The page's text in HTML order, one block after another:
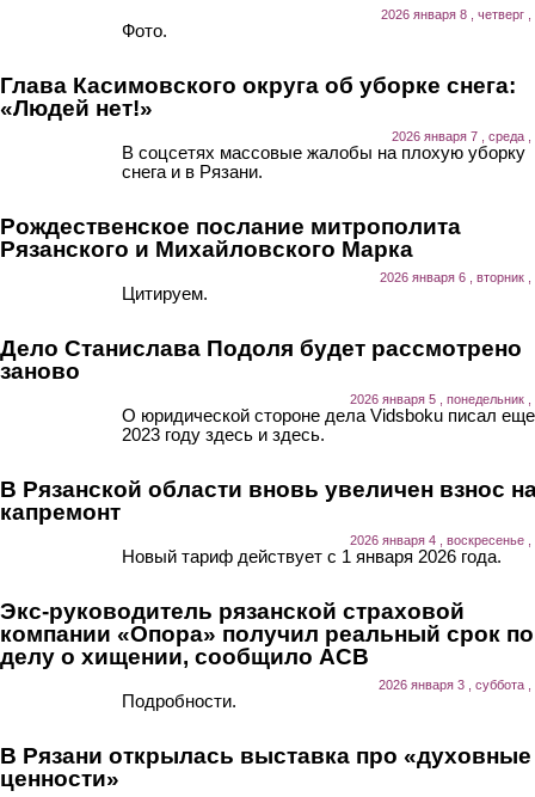
2026 января 8 , четверг ,
Фото.
Глава Касимовского округа об уборке снега:
«Людей нет!»
2026 января 7 , среда ,
В соцсетях массовые жалобы на плохую уборку
снега и в Рязани.
Рождественское послание митрополита
Рязанского и Михайловского Марка
2026 января 6 , вторник ,
Цитируем.
Дело Станислава Подоля будет рассмотрено
заново
2026 января 5 , понедельник ,
О юридической стороне дела Vidsboku писал
2023 году здесь и здесь.
В Рязанской области вновь увеличен взнос
капремонт
2026 января 4 , воскресенье ,
Новый тариф действует с 1 января 2026 года.
Экс-руководитель рязанской страховой
компании «Опора» получил реальный срок по
делу о хищении, сообщило АСВ
2026 января 3 , суббота ,
Подробности.
В Рязани открылась выставка про «духовные
ценности»